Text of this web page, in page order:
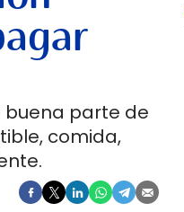
buena parte de
comida,